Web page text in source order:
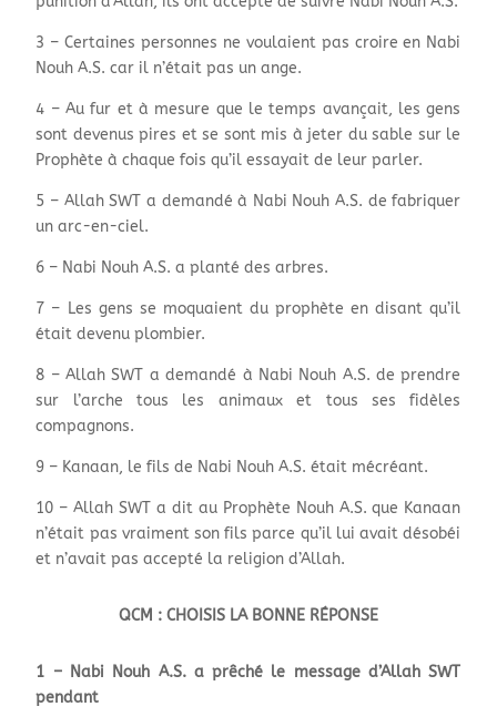
3 – Certaines personnes ne voulaient pas croire en Nabi
Nouh A.S. car il n’était pas un ange.
4 – Au fur et à mesure que le temps avançait, les gens
sont devenus pires et se sont mis à jeter du sable sur le
Prophète à chaque fois qu’il essayait de leur parler.
5 – Allah SWT a demandé à Nabi Nouh A.S. de fabriquer
un arc-en-ciel.
6 – Nabi Nouh A.S. a planté des arbres.
7 – Les gens se moquaient du prophète en disant qu’il
était devenu plombier.
8 – Allah SWT a demandé à Nabi Nouh A.S. de prendre
sur l’arche tous les animaux et tous ses fidèles
compagnons.
9 – Kanaan, le fils de Nabi Nouh A.S. était mécréant.
10 – Allah SWT a dit au Prophète Nouh A.S. que Kanaan
n’était pas vraiment son fils parce qu’il lui avait désobéi
et n’avait pas accepté la religion d’Allah.
QCM : CHOISIS LA BONNE RÉPONSE
1 – Nabi Nouh A.S. a prêché le message d’Allah SWT
pendant